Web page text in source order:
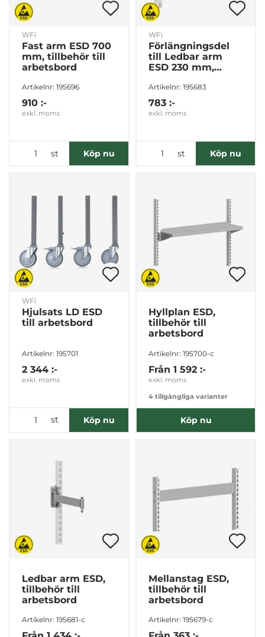
WFi
Fast arm ESD 700
mm, tillbehör till
arbetsbord
Artikelnr: 195696
910 :-
exkl. moms
st Köp nu
WFi
Förlängningsdel
till Ledbar arm
ESD 230 mm,
arbetsbord
Artikelnr: 195683
783 :-
exkl. moms
st Köp nu
WFi
Hjulsats LD ESD
till arbetsbord
Artikelnr: 195701
2 344 :-
exkl. moms
st Köp nu
Hyllplan ESD,
tillbehör till
arbetsbord
Artikelnr: 195700-c
Från 1 592 :-
exkl. moms
4 tillgängliga varianter
Köp nu
Ledbar arm ESD,
tillbehör till
arbetsbord
Artikelnr: 195681-c
Mellanstag ESD,
tillbehör till
arbetsbord
Artikelnr: 195679-c